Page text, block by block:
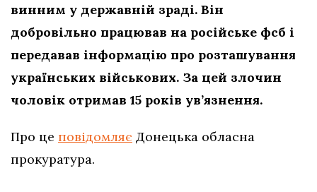
винним у державній зраді. Він
добровільно працював на російське фсб і
передавав інформацію про розташування
українських військових. За цей злочин
чоловік отримав 15 років ув’язнення.
Про це повідомляє Донецька обласна
прокуратура.